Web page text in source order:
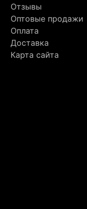
Отзывы
Оптовые продажи
Оплата
Доставка
Карта сайта